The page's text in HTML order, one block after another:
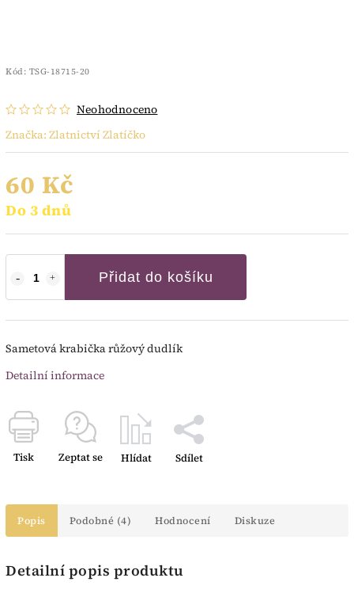
Kód: TSG-18715-20
Neohodnoceno
Značka: Zlatnictví Zlatíčko
60 Kč
Do 3 dnů
Přidat do košíku
Sametová krabička růžový dudlík
Detailní informace
Tisk Zeptat se Hlídat Sdílet
Popis Podobné (4) Hodnocení Diskuze
Detailní popis produktu